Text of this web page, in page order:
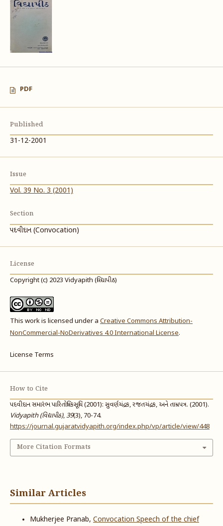
PDF
Published
31-12-2001
Issue
Vol. 39 No. 3 (2001)
Section
પદવીદાન (Convocation)
License
Copyright (c) 2023 Vidyapith (વિદ્યાપીઠ)
This work is licensed under a Creative Commons Attribution-
NonCommercial-NoDerivatives 4.0 International License.
License Terms
How to Cite
પદવીદાન સમારંભ પારિતોષિકસૂચિ (2001): સુવર્ણચંદ્રક, રજતચંદ્રક, અને તામ્રપત્ર. (2001).
Vidyapith (વિદ્યાપીઠ),39(3), 70-74.
https://journal.gujaratvidyapith.org/index.php/vp/article/view/448
More Citation Formats
Similar Articles
Mukherjee Pranab, Convocation Speech of the chief